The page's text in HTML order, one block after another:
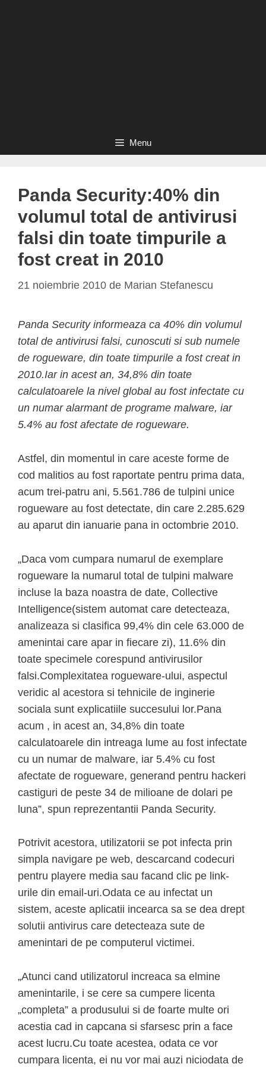
Menu
Panda Security:40% din
volumul total de antivirusi
falsi din toate timpurile a
fost creat in 2010
21 noiembrie 2010 de Marian Stefanescu
Panda Security informeaza ca 40% din volumul
total de antivirusi falsi, cunoscuti si sub numele
de rogueware, din toate timpurile a fost creat in
2010.Iar in acest an, 34,8% din toate
calculatoarele la nivel global au fost infectate cu
un numar alarmant de programe malware, iar
5.4% au fost afectate de rogueware.
Astfel, din momentul in care aceste forme de
cod malitios au fost raportate pentru prima data,
acum trei-patru ani, 5.561.786 de tulpini unice
rogueware au fost detectate, din care 2.285.629
au aparut din ianuarie pana in octombrie 2010.
„Daca vom cumpara numarul de exemplare
rogueware la numarul total de tulpini malware
incluse la baza noastra de date, Collective
Intelligence(sistem automat care detecteaza,
analizeaza si clasifica 99,4% din cele 63.000 de
amenintai care apar in fiecare zi), 11.6% din
toate specimele corespund antivirusilor
falsi.Complexitatea rogueware-ului, aspectul
veridic al acestora si tehnicile de inginerie
sociala sunt explicatiile succesului lor.Pana
acum , in acest an, 34,8% din toate
calculatoarele din intreaga lume au fost infectate
cu un numar de malware, iar 5.4% cu fost
afectate de rogueware, generand pentru hackeri
castiguri de peste 34 de milioane de dolari pe
luna”, spun reprezentantii Panda Security.
Potrivit acestora, utilizatorii se pot infecta prin
simpla navigare pe web, descarcand codecuri
pentru playere media sau facand clic pe link-
urile din email-uri.Odata ce au infectat un
sistem, aceste aplicatii incearca sa se dea drept
solutii antivirus care detecteaza sute de
amenintari de pe computerul victimei.
„Atunci cand utilizatorul increaca sa elmine
amenintarile, i se cere sa cumpere licenta
„completa” a produsului si de foarte multe ori
acestia cad in capcana si sfarsesc prin a face
acest lucru.Cu toate acestea, odata ce vor
cumpara licenta, ei nu vor mai auzi niciodata de